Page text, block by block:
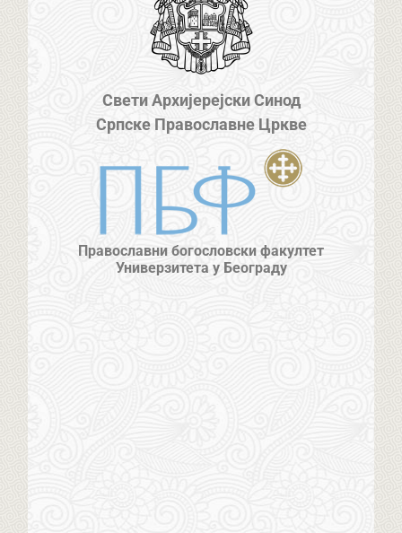
Свети Архијерејски Синод
Српске Православне Цркве
Православни богословски факултет
Универзитета у Београду